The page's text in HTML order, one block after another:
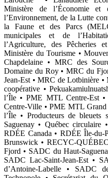
Ministère de l’Économie
l’Environnement, de la Lutte
la Faune et des Parcs
municipales et de
l’Agriculture, des Pêcheries
Ministère du Tourisme •
Chapdelaine • MRC des
Domaine du Roy• MRC du
Jean-Est • MRC de Lotbinière •
coopérative •
l’Île • PME MTL Centre-Est
Centre-Ville • PME MTL Grand
l’Île •Producteurs de bleuets
Saguenay • Québec circulaire
RDÉE Canada • RDÉE Île-du-
Brunswick • RECYC-QUÉBEC
Fjord • SADC du Haut-
SADC Lac-Saint-Jean-Est •
d’Antoine-Labelle • SADC